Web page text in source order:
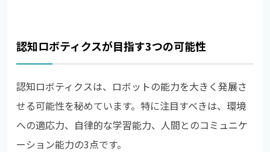
認知ロボティクスが目指す3つの可能性
認知ロボティクスは、ロボットの能力を大きく発展さ
せる可能性を秘めています。特に注目すべきは、環境
への適応力、自律的な学習能力、人間とのコミュニケ
ーション能力の3点です。